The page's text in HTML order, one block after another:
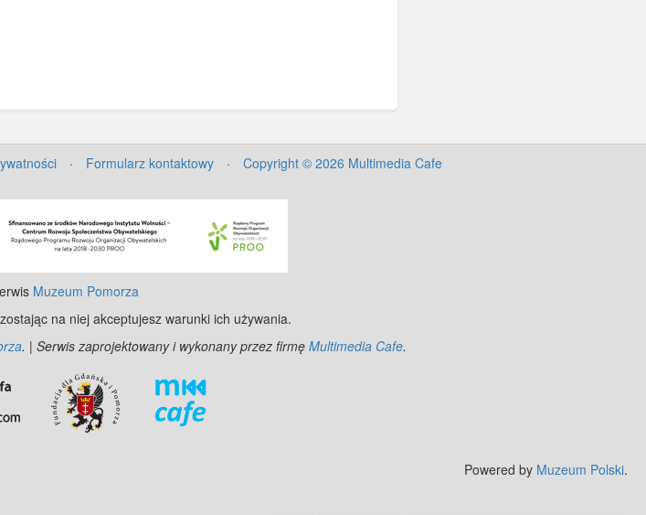
· Formularz kontaktowy · Copyright © 2026 Multimedia Cafe
Muzeum Pomorza
na niej akceptujesz warunki ich używania.
. | Serwis zaprojektowany i wykonany przez firmę Multimedia Cafe.
Powered by Muzeum Polski.